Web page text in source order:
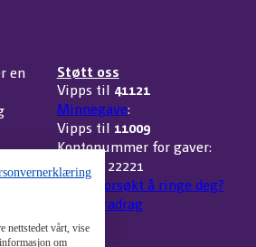
en
Støtt oss
Vipps til 41121
Minnegave:
Vipps til 11009
Kontonummer for gaver:
3207 32 22221
Har vi forsøkt å ringe deg?
Skattefradrag
nettstedet vårt, vise
om